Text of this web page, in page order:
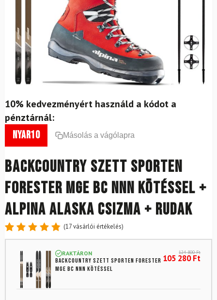
10% kedvezményért használd a kódot a
pénztárnál:
nyar10 Másolás a vágólapra
Backcountry szett SPORTEN
Forester MgE BC NNN kötéssel +
Alpina Alaska csizma + rudak
Értékelés
5-ből,
17
értékelés
alapján
(17vásárlói értékelés)
RAKTÁRON
Backcountry szett SPORTEN Forester
MgE BC NNN kötéssel
124 800Ft
105 280Ft